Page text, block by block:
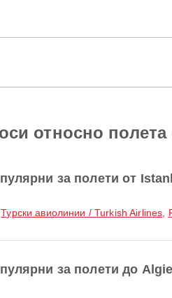
относно
за полети от
Турски авиолинии / Turkish Airlines
за полети до